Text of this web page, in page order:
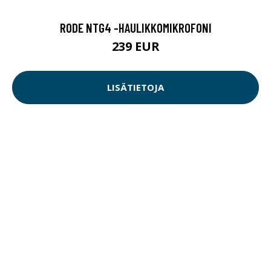
RODE NTG4 -HAULIKKOMIKROFONI
239 EUR
LISÄTIETOJA